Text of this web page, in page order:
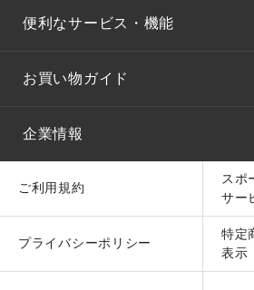
便利なサービス・機能
お買い物ガイド
企業情報
ご利用規約
スポ
サー
プライバシーポリシー
特定
表示